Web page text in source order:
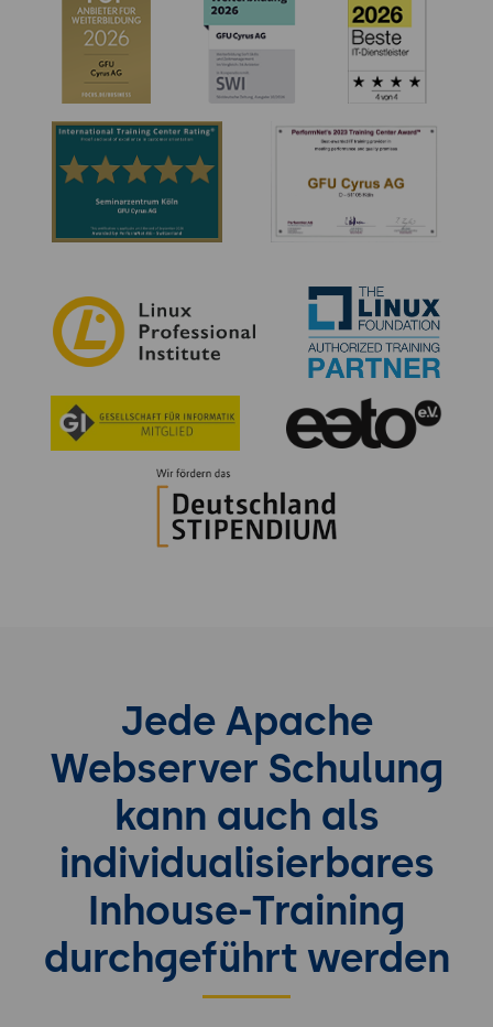
Jede Apache
Webserver Schulung
kann auch als
individualisierbares
Inhouse-Training
durchgeführt werden